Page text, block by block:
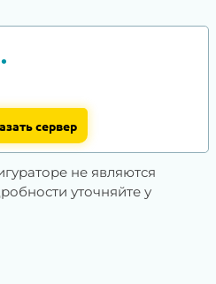
сервер
не являются
уточняйте у